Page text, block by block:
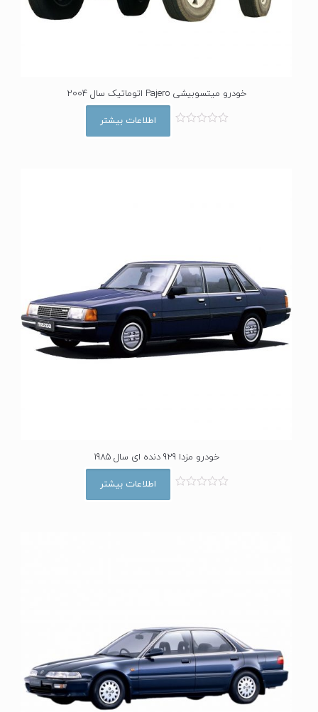
خودرو میتسوبیشی Pajero اتوماتیک سال 2004
اطلاعات بیشتر
خودرو مزدا 929 دنده ای سال 1985
اطلاعات بیشتر